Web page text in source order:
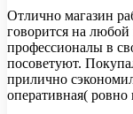
Отлично магазин
говорится на
профессионалы в
посоветуют.
прилично
оперативная(